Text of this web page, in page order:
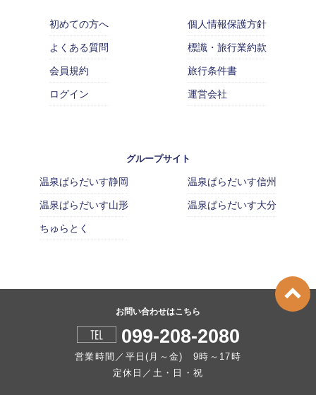
初めての方へ
よくある質問
会員規約
ログイン
個人情報保護方針
標識・旅行業約款
旅行条件書
運営会社
グループサイト
温泉ぱらだいす静岡
温泉ぱらだいす山形
ちゅらとく
温泉ぱらだいす信州
温泉ぱらだいす大分
お問い合わせはこちら
099-208-2080
営業時間／平日(月～金) 9時～17時
定休日／土・日・祝